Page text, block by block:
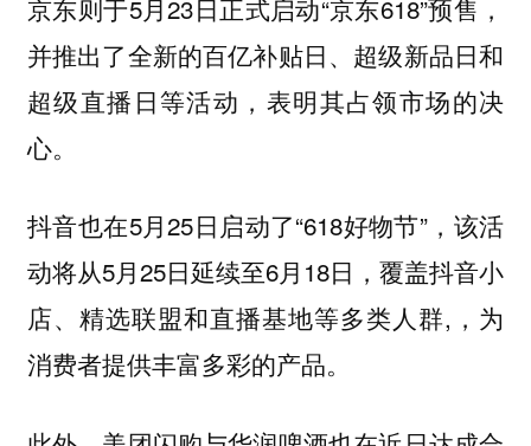
京东则于5月23日正式启动“京东618”预售，
并推出了全新的百亿补贴日、超级新品日和
超级直播日等活动，表明其占领市场的决
心。
抖音也在5月25日启动了“618好物节”，该活
动将从5月25日延续至6月18日，覆盖抖音小
店、精选联盟和直播基地等多类人群,，为
消费者提供丰富多彩的产品。